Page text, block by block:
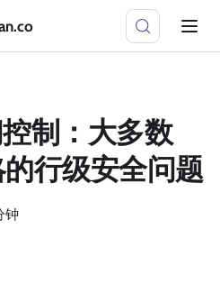
制：大多数
的行级安全问题
钟